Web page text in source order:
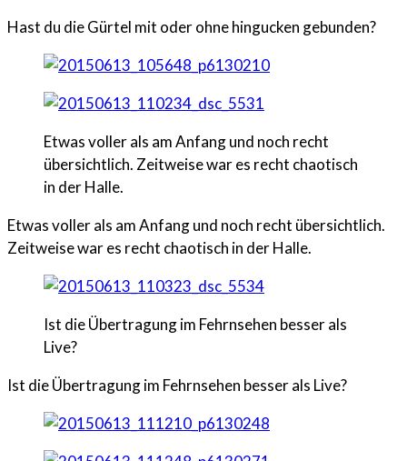
Hast du die Gürtel mit oder ohne hingucken gebunden?
Etwas voller als am Anfang und noch recht
übersichtlich. Zeitweise war es recht chaotisch
in der Halle.
Etwas voller als am Anfang und noch recht übersichtlich.
Zeitweise war es recht chaotisch in der Halle.
Ist die Übertragung im Fehrnsehen besser als
Live?
Ist die Übertragung im Fehrnsehen besser als Live?